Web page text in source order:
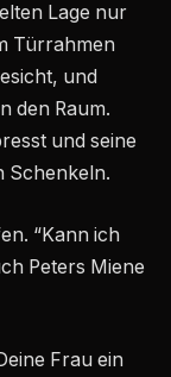
Lage nur
Türrahmen
und
den Raum.
und seine
Schenkeln.
“Kann ich
Peters Miene
Frau ein